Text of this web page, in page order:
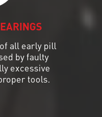
all early pill
by faulty
excessive
tools.